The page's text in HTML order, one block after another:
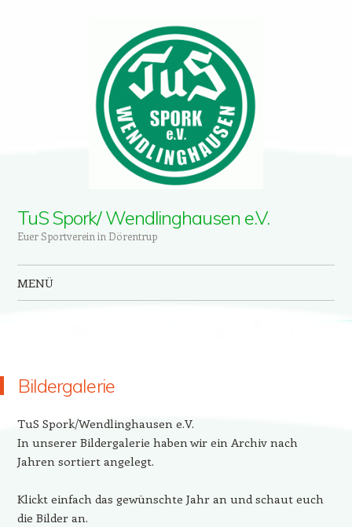
TuS Spork/ Wendlinghausen e.V.
Euer Sportverein in Dörentrup
MENÜ
Bildergalerie
TuS Spork/Wendlinghausen e.V.
In unserer Bildergalerie haben wir ein Archiv nach
Jahren sortiert angelegt.
Klickt einfach das gewünschte Jahr an und schaut euch
die Bilder an.